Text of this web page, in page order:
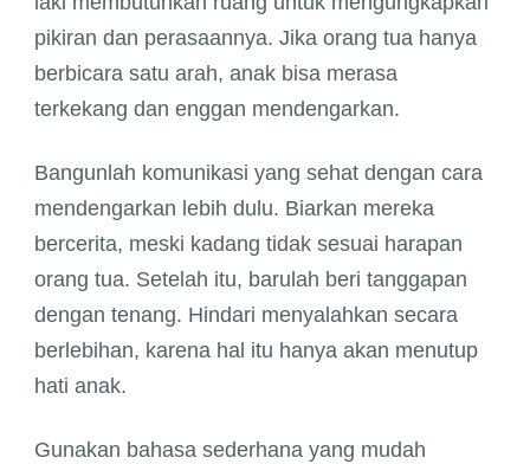
pikiran dan perasaannya. Jika orang tua hanya
berbicara satu arah, anak bisa merasa
terkekang dan enggan mendengarkan.
Bangunlah komunikasi yang sehat dengan cara
mendengarkan lebih dulu. Biarkan mereka
bercerita, meski kadang tidak sesuai harapan
orang tua. Setelah itu, barulah beri tanggapan
dengan tenang. Hindari menyalahkan secara
berlebihan, karena hal itu hanya akan menutup
hati anak.
Gunakan bahasa sederhana yang mudah